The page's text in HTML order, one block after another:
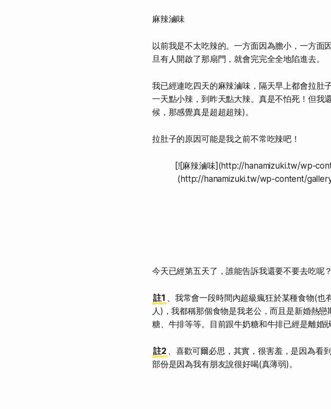
麻辣滷味
以前我是不太吃辣的。一方面因為膽小，一方面
旦有人開啟了那扇門，就會完完全全地陷進去。
我已經連吃四天的麻辣滷味，隔天早上都會拉肚
一天點小辣，到昨天點大辣。真是不怕死！但我
候，那感覺真是超超超辣)。
拉肚子的原因可能是我之前不常吃辣吧！
[![麻辣滷味](http://hanamizuki.tw/wp-
(http://hanamizuki.tw/wp-content/
今天已經第五天了，誰能告訴我還要不要去吃呢？
註1 、我常會一段時間內超級瘋狂於某種食物(
人)，我都稱那個食物是我老公，而且是新婚熱
糖、牛排等等。目前跟牛奶糖和牛排已經是離婚
註2 、喜歡可爾必思，其實，很害羞，是因為看到
部份是因為我有朋友說很好喝(真薄弱)。